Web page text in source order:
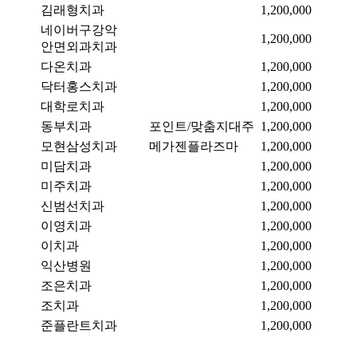
김래형치과
1,200,000
네이버구강악
안면외과치과
1,200,000
다온치과
1,200,000
닥터홍스치과
1,200,000
대학로치과
1,200,000
동부치과
포인트/맞춤지대주 1,200,000
모현삼성치과
메가젠플라즈마
1,200,000
미담치과
1,200,000
미주치과
1,200,000
신범선치과
1,200,000
이영치과
1,200,000
이치과
1,200,000
익산병원
1,200,000
조은치과
1,200,000
조치과
1,200,000
준플란트치과
1,200,000